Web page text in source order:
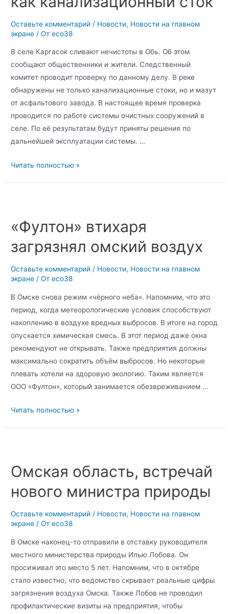
Оставьте комментарий / Новости, Новости на главном
экране / От eco38
В селе Каргасок сливают нечистоты в Обь. Об этом
сообщают общественники и жители. Следственный
комитет проводит проверку по данному делу. В реке
обнаружены не только канализационные стоки, но и мазут
от асфальтового завода. В настоящее время проверка
проводится по работе системы очистных сооружений в
селе. По её результатам будут приняты решения по
дальнейшей эксплуатации системы. …
Читать полностью »
«Фултон» втихаря
загрязнял омский воздух
Оставьте комментарий / Новости, Новости на главном
экране / От eco38
В Омске снова режим «чёрного неба». Напомним, что это
период, когда метеорологические условия способствуют
накоплению в воздухе вредных выбросов. В итоге на город
опускается химическая смесь. В этот период даже окна
рекомендуют не открывать. Также предприятия должны
максимально сократить объём выбросов. Но некоторые
плевать хотели на здоровую экологию. Таким является
ООО «Фултон», который занимается обезвреживанием …
Читать полностью »
Омская область, встречай
нового министра природы
Оставьте комментарий / Новости, Новости на главном
экране / От eco38
В Омске наконец-то отправили в отставку руководителя
местного министерства природы Илью Лобова. Он
просиживал это место 5 лет. Напомним, что в октябре
стало известно, что ведомство скрывает реальные цифры
загрязнения воздуха Омска. Также Лобов не проводил
профилактические визиты на предприятия, чтобы